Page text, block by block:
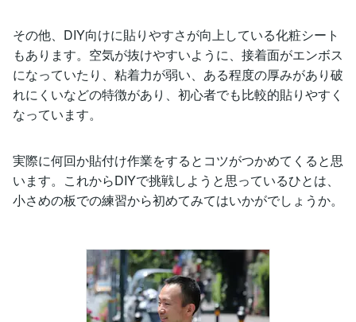
その他、DIY向けに貼りやすさが向上している化粧シート
もあります。空気が抜けやすいように、接着面がエンボス
になっていたり、粘着力が弱い、ある程度の厚みがあり破
れにくいなどの特徴があり、初心者でも比較的貼りやすく
なっています。
実際に何回か貼付け作業をするとコツがつかめてくると思
います。これからDIYで挑戦しようと思っているひとは、
小さめの板での練習から初めてみてはいかがでしょうか。